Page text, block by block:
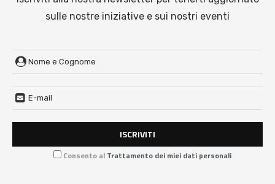
sulle nostre iniziative e sui nostri eventi
Consento al Trattamento dei miei dati personali